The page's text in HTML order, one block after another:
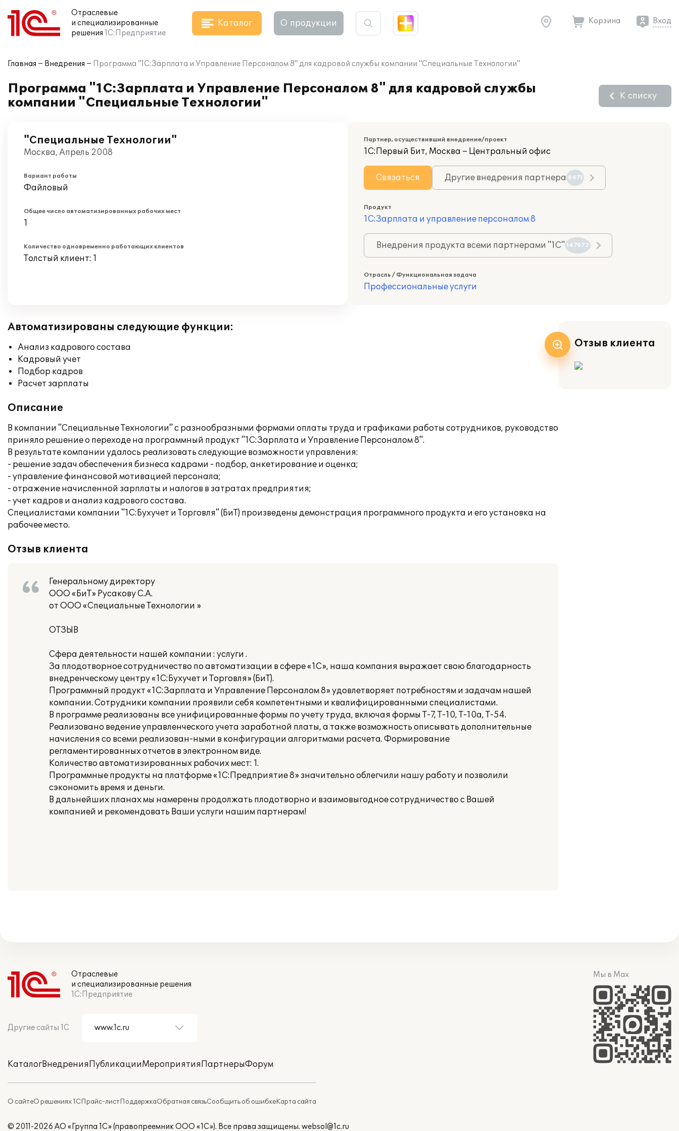
Отраслевые
и специализированные
решения 1С:Предприятие
Каталог О продукции Корзина Вход
Главная Внедрения Программа "1С:Зарплата и Управление Персоналом 8" для кадровой службы компании "Специальные Технологии"
Программа "1С:Зарплата и Управление Персоналом 8" для кадровой службы
компании "Специальные Технологии"
К списку
"Специальные Технологии"
Москва, Апрель 2008
Вариант работы
Файловый
Общее число автоматизированных рабочих мест
1
Количество одновременно работающих клиентов
Толстый клиент: 1
Партнер, осуществивший внедрение/проект
1С:Первый Бит, Москва – Центральный офис
Связаться Другие внедрения партнера 8471
Продукт
1С:Зарплата и управление персоналом 8
Внедрения продукта всеми партнерами "1С" 147072
Отрасль / Функциональная задача
Профессиональные услуги
Автоматизированы следующие функции:
Анализ кадрового состава
Кадровый учет
Подбор кадров
Расчет зарплаты
Описание
В компании "Специальные Технологии" с разнообразными формами оплаты труда и графиками работы сотрудников, руководство
приняло решение о переходе на программный продукт "1С:Зарплата и Управление Персоналом 8".
В результате компании удалось реализовать следующие возможности управления:
- решение задач обеспечения бизнеса кадрами - подбор, анкетирование и оценка;
- управление финансовой мотивацией персонала;
- отражение начисленной зарплаты и налогов в затратах предприятия;
- учет кадров и анализ кадрового состава.
Специалистами компании "1С:Бухучет и Торговля" (БиТ) произведены демонстрация программного продукта и его установка на
рабочее место.
Отзыв клиента
Генеральному директору
ООО «БиТ» Русакову С.А.
от ООО «Специальные Технологии »
ОТЗЫВ
Сфера деятельности нашей компании : услуги .
За плодотворное сотрудничество по автоматизации в сфере «1С», наша компания выражает свою благодарность
внедренческому центру «1С:Бухучет и Торговля» (БиТ).
Программный продукт «1С:Зарплата и Управление Персоналом 8» удовлетворяет потребностям и задачам нашей
компании. Сотрудники компании проявили себя компетентными и квалифицированными специалистами.
В программе реализованы все унифицированные формы по учету труда, включая формы Т-7, Т-10, Т-10а, Т-54.
Реализовано ведение управленческого учета заработной платы, а также возможность описывать дополнительные
начисления со всеми реализован-ными в конфигурации алгоритмами расчета. Формирование
регламентированных отчетов в электронном виде.
Количество автоматизированных рабочих мест: 1.
Программные продукты на платформе «1С:Предприятие 8» значительно облегчили нашу работу и позволили
сэкономить время и деньги.
В дальнейших планах мы намерены продолжать плодотворно и взаимовыгодное сотрудничество с Вашей
компанией и рекомендовать Ваши услуги нашим партнерам!
Отзыв клиента
Отраслевые
и специализированные решения
1С:Предприятие
Другие сайты 1С
КаталогВнедренияПубликацииМероприятияПартнерыФорум
О сайтеО решениях 1СПрайс-листПоддержкаОбратная связьСообщить об ошибкеКарта сайта
Мы в Max
© 2011-2026 АО «Группа 1С» (правопреемник ООО «1С»). Все права защищены. websol@1c.ru